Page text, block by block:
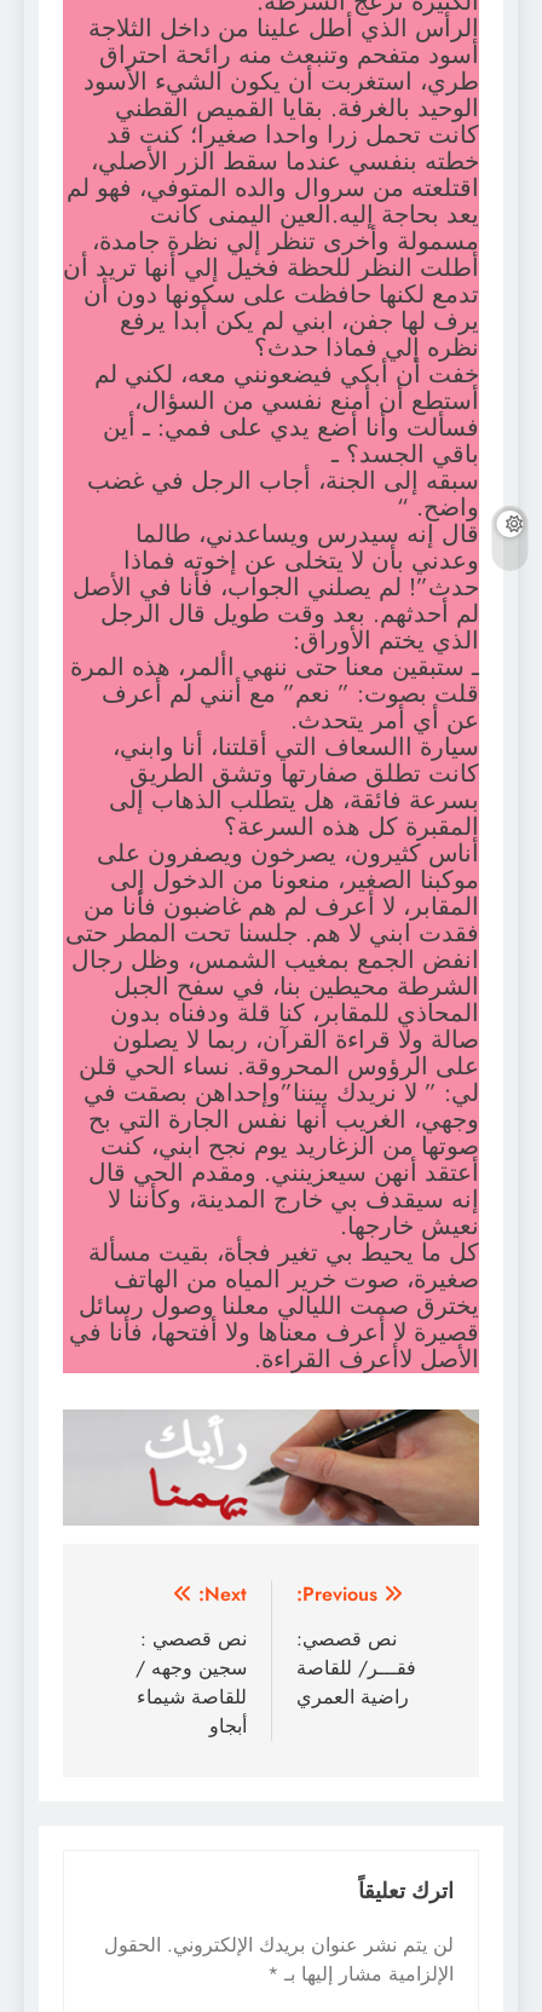
الرأس الذي أطل علينا من داخل الثلاجة
أسود متفحم وتنبعث منه رائحة احتراق
طري، استغربت أن يكون الشيء الأسود
الوحيد بالغرفة. بقايا القميص القطني
كانت تحمل زرا واحدا صغيرا؛ كنت قد
خطته بنفسي عندما سقط الزر الأصلي،
اقتلعته من سروال والده المتوفي، فهو لم
يعد بحاجة إليه.العين اليمنى كانت
مسمولة وأخرى تنظر إلي نظرة جامدة،
أطلت النظر للحظة فخيل إلي أنها تريد أن
تدمع لكنها حافظت على سكونها دون أن
يرف لها جفن، ابني لم يكن أبدا يرفع
نظره إلي فماذا حدث؟
خفت أن أبكي فيضعونني معه، لكني لم
أستطع أن أمنع نفسي من السؤال،
فسألت وأنا أضع يدي على فمي: ـ أين
باقي الجسد؟ ـ
سبقه إلى الجنة، أجاب الرجل في غضب
واضح. “
قال إنه سيدرس ويساعدني، طالما
وعدني بأن لا يتخلى عن إخوته فماذا
حدث”! لم يصلني الجواب، فأنا في الأصل
لم أحدثهم. بعد وقت طويل قال الرجل
الذي يختم الأوراق:
ـ ستبقين معنا حتى ننهي األمر، هذه المرة
قلت بصوت: ” نعم” مع أنني لم أعرف
عن أي أمر يتحدث.
سيارة االسعاف التي أقلتنا، أنا وابني،
كانت تطلق صفارتها وتشق الطريق
بسرعة فائقة، هل يتطلب الذهاب إلى
المقبرة كل هذه السرعة؟
أناس كثيرون، يصرخون ويصفرون على
موكبنا الصغير، منعونا من الدخول إلى
المقابر، لا أعرف لم هم غاضبون فأنا من
فقدت ابني لا هم. جلسنا تحت المطر حتى
انفض الجمع بمغيب الشمس، وظل رجال
الشرطة محيطين بنا، في سفح الجبل
المحاذي للمقابر، كنا قلة ودفناه بدون
صالة ولا قراءة القرآن، ربما لا يصلون
على الرؤوس المحروقة. نساء الحي قلن
لي: ” لا نريدك بيننا”وإحداهن بصقت في
وجهي، الغريب أنها نفس الجارة التي بح
صوتها من الزغاريد يوم نجح ابني، كنت
أعتقد أنهن سيعزينني. ومقدم الحي قال
إنه سيقدف بي خارج المدينة، وكأننا لا
نعيش خارجها.
كل ما يحيط بي تغير فجأة، بقيت مسألة
صغيرة، صوت خرير المياه من الهاتف
يخترق صمت الليالي معلنا وصول رسائل
قصيرة لا أعرف معناها ولا أفتحها، فأنا في
الأصل لاأعرف القراءة.
تصفّح
المقالات
Previous:
نص قصصي:
فقـــر/ للقاصة
راضية العمري
Next:
نص قصصي :
سجين وجهه /
للقاصة شيماء
أبجاو
اترك تعليقاً
لن يتم نشر عنوان بريدك الإلكتروني. الحقول
الإلزامية مشار إليها بـ *